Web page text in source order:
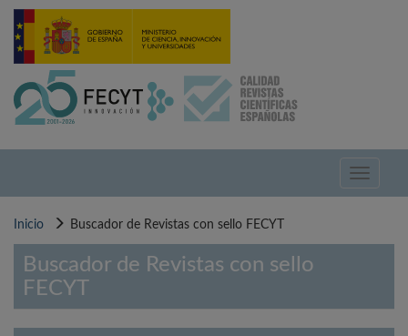
Pasar
contenido
Toggle
Inicio Buscador de Revistas con sello FECYT
Buscador de Revistas con sello
FECYT